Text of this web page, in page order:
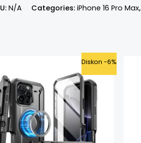
N/A Categories: iPhone 16 Pro Max,
Diskon -6%
was:
Rp799.000.
Current
is:
Rp749.000.